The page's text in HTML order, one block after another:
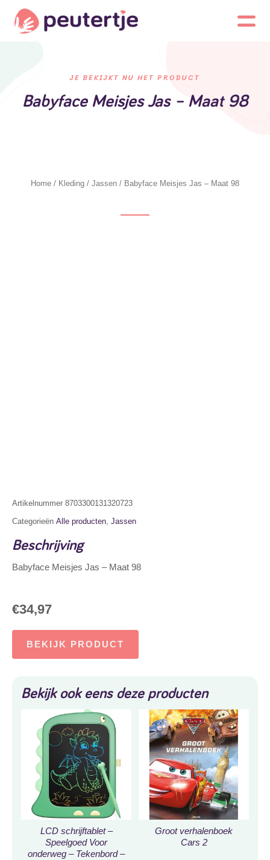
JE BEKIJKT NU HET PRODUCT
Babyface Meisjes Jas – Maat 98
Home / Kleding / Jassen / Babyface Meisjes Jas – Maat 98
Artikelnummer 8703300131320723
Categorieën Alle producten, Jassen
Beschrijving
Babyface Meisjes Jas – Maat 98
€34,97
BEKIJK PRODUCT
Bekijk ook eens deze producten
LCD schrijftablet –
Speelgoed Voor
onderweg – Tekenbord –
Groot verhalenboek
Cars 2